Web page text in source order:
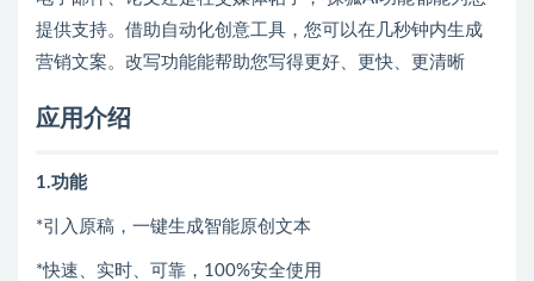
提供支持。借助自动化创意工具，您可以在几秒钟内生成
营销文案。改写功能能帮助您写得更好、更快、更清晰
应用介绍
1.功能
*引入原稿，一键生成智能原创文本
*快速、实时、可靠，100%安全使用